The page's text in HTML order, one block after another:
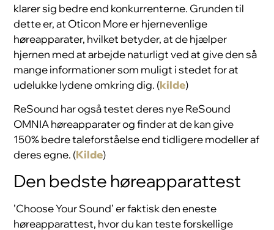
klarer sig bedre end konkurrenterne. Grunden til
dette er, at Oticon More er hjernevenlige
høreapparater, hvilket betyder, at de hjælper
hjernen med at arbejde naturligt ved at give den så
mange informationer som muligt i stedet for at
udelukke lydene omkring dig. (kilde)
ReSound har også testet deres nye ReSound
OMNIA høreapparater og finder at de kan give
150% bedre taleforståelse end tidligere modeller af
deres egne. (Kilde)
Den bedste høreapparattest
’Choose Your Sound’ er faktisk den eneste
høreapparattest, hvor du kan teste forskellige